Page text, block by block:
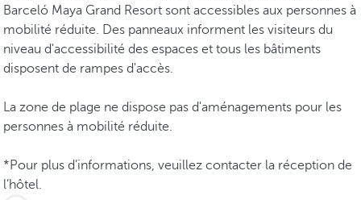
Barceló Maya Grand Resort sont accessibles aux personnes à
mobilité réduite. Des panneaux informent les visiteurs du
niveau d'accessibilité des espaces et tous les bâtiments
disposent de rampes d'accès.
La zone de plage ne dispose pas d'aménagements pour les
personnes à mobilité réduite.
*Pour plus d’informations, veuillez contacter la réception de
l’hôtel.